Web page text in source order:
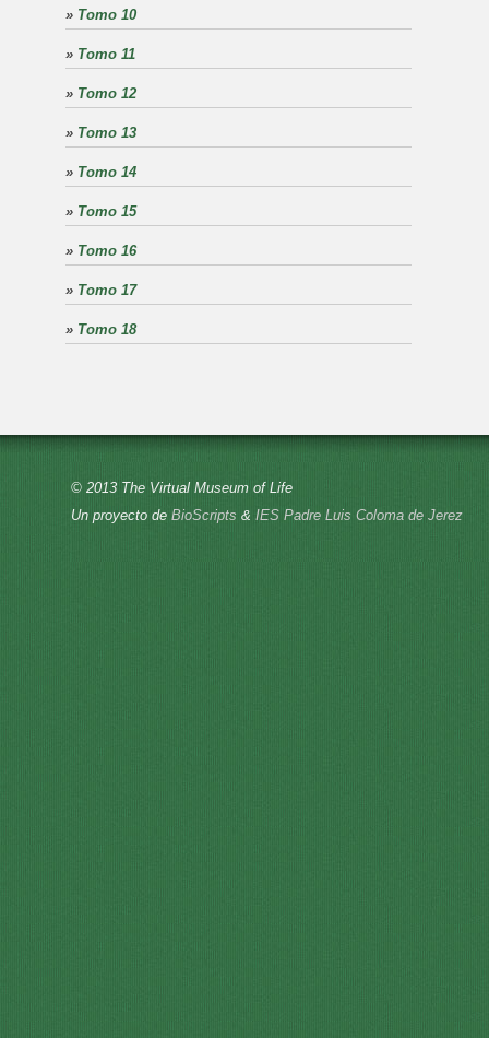
» Tomo 10
» Tomo 11
» Tomo 12
» Tomo 13
» Tomo 14
» Tomo 15
» Tomo 16
» Tomo 17
» Tomo 18
© 2013 The Virtual Museum of Life
Un proyecto de BioScripts & IES Padre Luis Coloma de Jerez